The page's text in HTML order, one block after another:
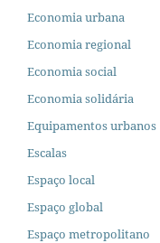
Economia urbana
Economia regional
Economia social
Economia solidária
Equipamentos urbanos
Escalas
Espaço local
Espaço global
Espaço metropolitano